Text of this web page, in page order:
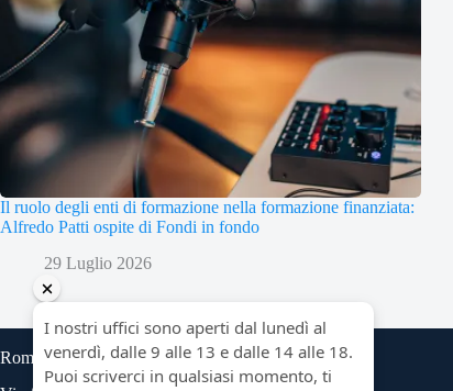
Il ruolo degli enti di formazione nella formazione finanziata:
Alfredo Patti ospite di Fondi in fondo
29 Luglio 2026
Roma